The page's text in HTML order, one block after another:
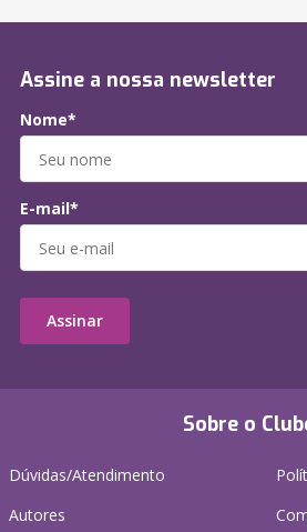
Sobre o
Dúvidas/Atendimento
Autores
Assine a nossa newsletter
Nome*
E-mail*
Assinar